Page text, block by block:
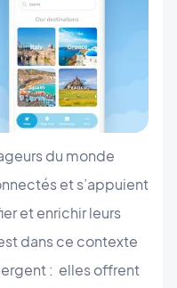
du monde
et s’appuient
et enrichir leurs
dans ce contexte
: elles offrent